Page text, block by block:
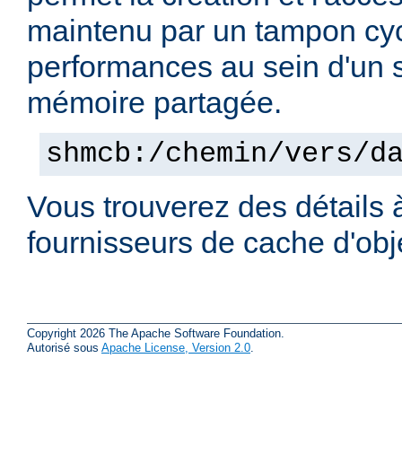
maintenu par un tampon
performances au sein d'un
mémoire partagée.
shmcb:/chemin/vers/
Vous trouverez des détails
fournisseurs de cache
Copyright 2026 The Apache Software Foundation.
Autorisé sous Apache License, Version 2.0